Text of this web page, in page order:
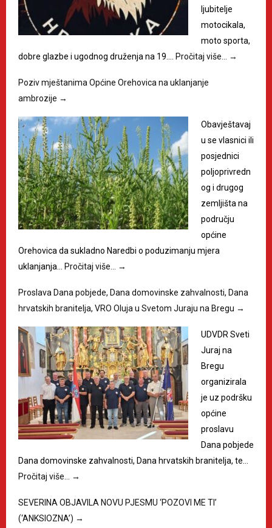
ljubitelje
motocikala,
moto sporta,
dobre glazbe i ugodnog druženja na 19.…
Pročitaj više… →
Poziv mještanima Općine Orehovica na uklanjanje
ambrozije →
Obavještavaj
u se vlasnici ili
posjednici
poljoprivredn
og i drugog
zemljišta na
području
općine
Orehovica da sukladno Naredbi o poduzimanju mjera
uklanjanja…
Pročitaj više… →
Proslava Dana pobjede, Dana domovinske zahvalnosti, Dana
hrvatskih branitelja, VRO Oluja u Svetom Juraju na Bregu →
UDVDR Sveti
Juraj na
Bregu
organizirala
je uz podršku
općine
proslavu
Dana pobjede
Dana domovinske zahvalnosti, Dana hrvatskih branitelja, te…
Pročitaj više…
→
SEVERINA OBJAVILA NOVU PJESMU ‘POZOVI ME TI’
(‘ANKSIOZNA’) →